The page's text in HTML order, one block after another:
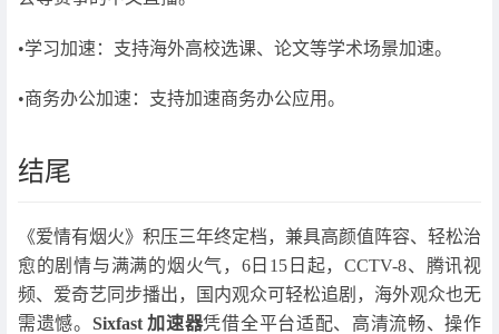
•学习加速：支持海外高校选课、论文等学术场景加速。
•商务办公加速：支持加速商务办公应用。
结尾
《爱情有烟火》积压三年终定档，兼具高颜值阵容、轻松治
愈的剧情与满满的烟火气，6日15日起，CCTV-8、腾讯视
频、爱奇艺同步播出，国内观众可轻松追剧，海外观众也无
需遗憾。 Sixfast 加速器凭借全平台适配、高清流畅、操作